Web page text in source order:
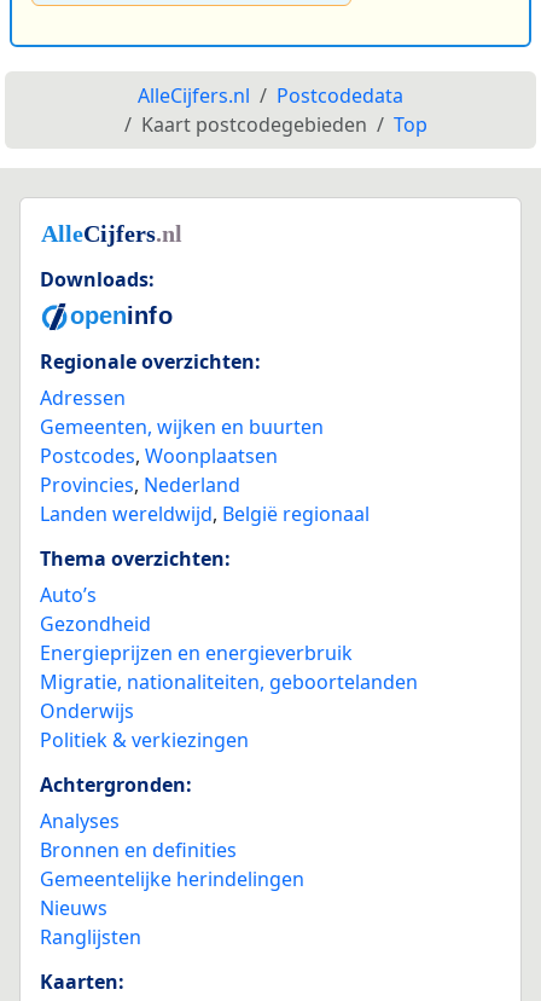
AlleCijfers.nl
Postcodedata
Kaart postcodegebieden
Top
Downloads:
Regionale overzichten:
Adressen
Gemeenten, wijken en buurten
Postcodes, Woonplaatsen
Provincies, Nederland
Landen wereldwijd, België regionaal
Thema overzichten:
Auto’s
Gezondheid
Energieprijzen en energieverbruik
Migratie, nationaliteiten, geboortelanden
Onderwijs
Politiek & verkiezingen
Achtergronden:
Analyses
Bronnen en definities
Gemeentelijke herindelingen
Nieuws
Ranglijsten
Kaarten: